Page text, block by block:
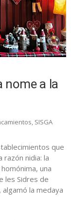
nome a la
, SISGA
que
razón nidia: la
una
les Sidres de
la medaya